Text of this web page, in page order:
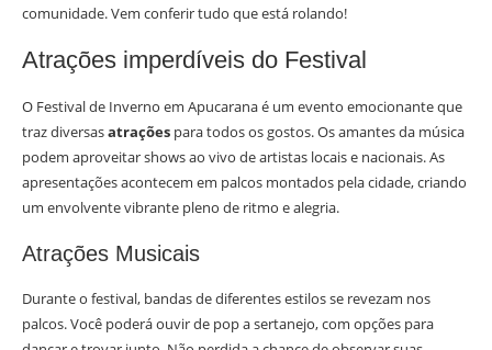
comunidade. Vem conferir tudo que está rolando!
Atrações imperdíveis do Festival
O Festival de Inverno em Apucarana é um evento emocionante que
traz diversasatrações para todos os gostos. Os amantes da música
podem aproveitar shows ao vivo de artistas locais e nacionais. As
apresentações acontecem em palcos montados pela cidade, criando
um envolvente vibrante pleno de ritmo e alegria.
Atrações Musicais
Durante o festival, bandas de diferentes estilos se revezam nos
palcos. Você poderá ouvir de pop a sertanejo, com opções para